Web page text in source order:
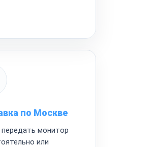
по Москве
монитор
или